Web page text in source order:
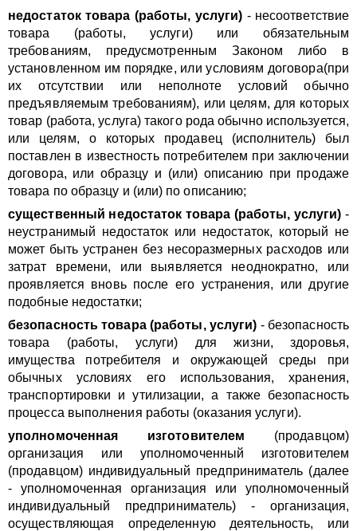
недостаток товара (работы, услуги) - несоответствие
товара (работы, услуги) или обязательным
требованиям, предусмотренным Законом либо в
установленном им порядке, или условиям договора(при
их отсутствии или неполноте условий обычно
предъявляемым требованиям), или целям, для которых
товар (работа, услуга) такого рода обычно используется,
или целям, о которых продавец (исполнитель) был
поставлен в известность потребителем при заключении
договора, или образцу и (или) описанию при продаже
товара по образцу и (или) по описанию;
существенный недостаток товара (работы, услуги) -
неустранимый недостаток или недостаток, который не
может быть устранен без несоразмерных расходов или
затрат времени, или выявляется неоднократно, или
проявляется вновь после его устранения, или другие
подобные недостатки;
безопасность товара (работы, услуги) - безопасность
товара (работы, услуги) для жизни, здоровья,
имущества потребителя и окружающей среды при
обычных условиях его использования, хранения,
транспортировки и утилизации, а также безопасность
процесса выполнения работы (оказания услуги).
уполномоченная изготовителем (продавцом)
организация или уполномоченный изготовителем
(продавцом) индивидуальный предприниматель (далее
- уполномоченная организация или уполномоченный
индивидуальный предприниматель) - организация,
осуществляющая определенную деятельность, или